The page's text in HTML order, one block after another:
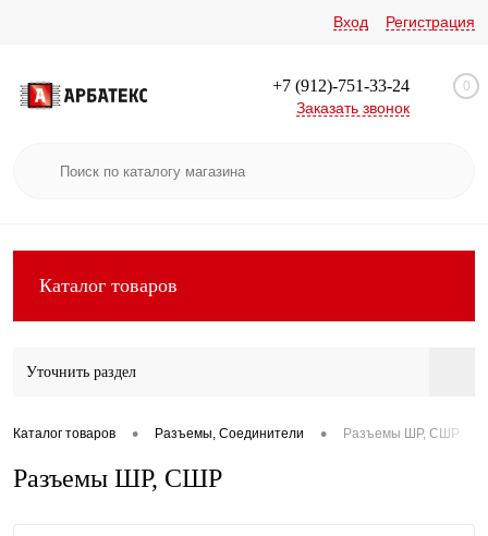
Вход Регистрация
+7 (912)-751-33-24
Заказать звонок
0
Каталог товаров
Уточнить раздел
Каталог товаров • Разъемы, Соединители • Разъемы ШР, СШР
Разъемы ШР, СШР